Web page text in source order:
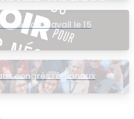
lieu de travail le 15
congrès régionaux